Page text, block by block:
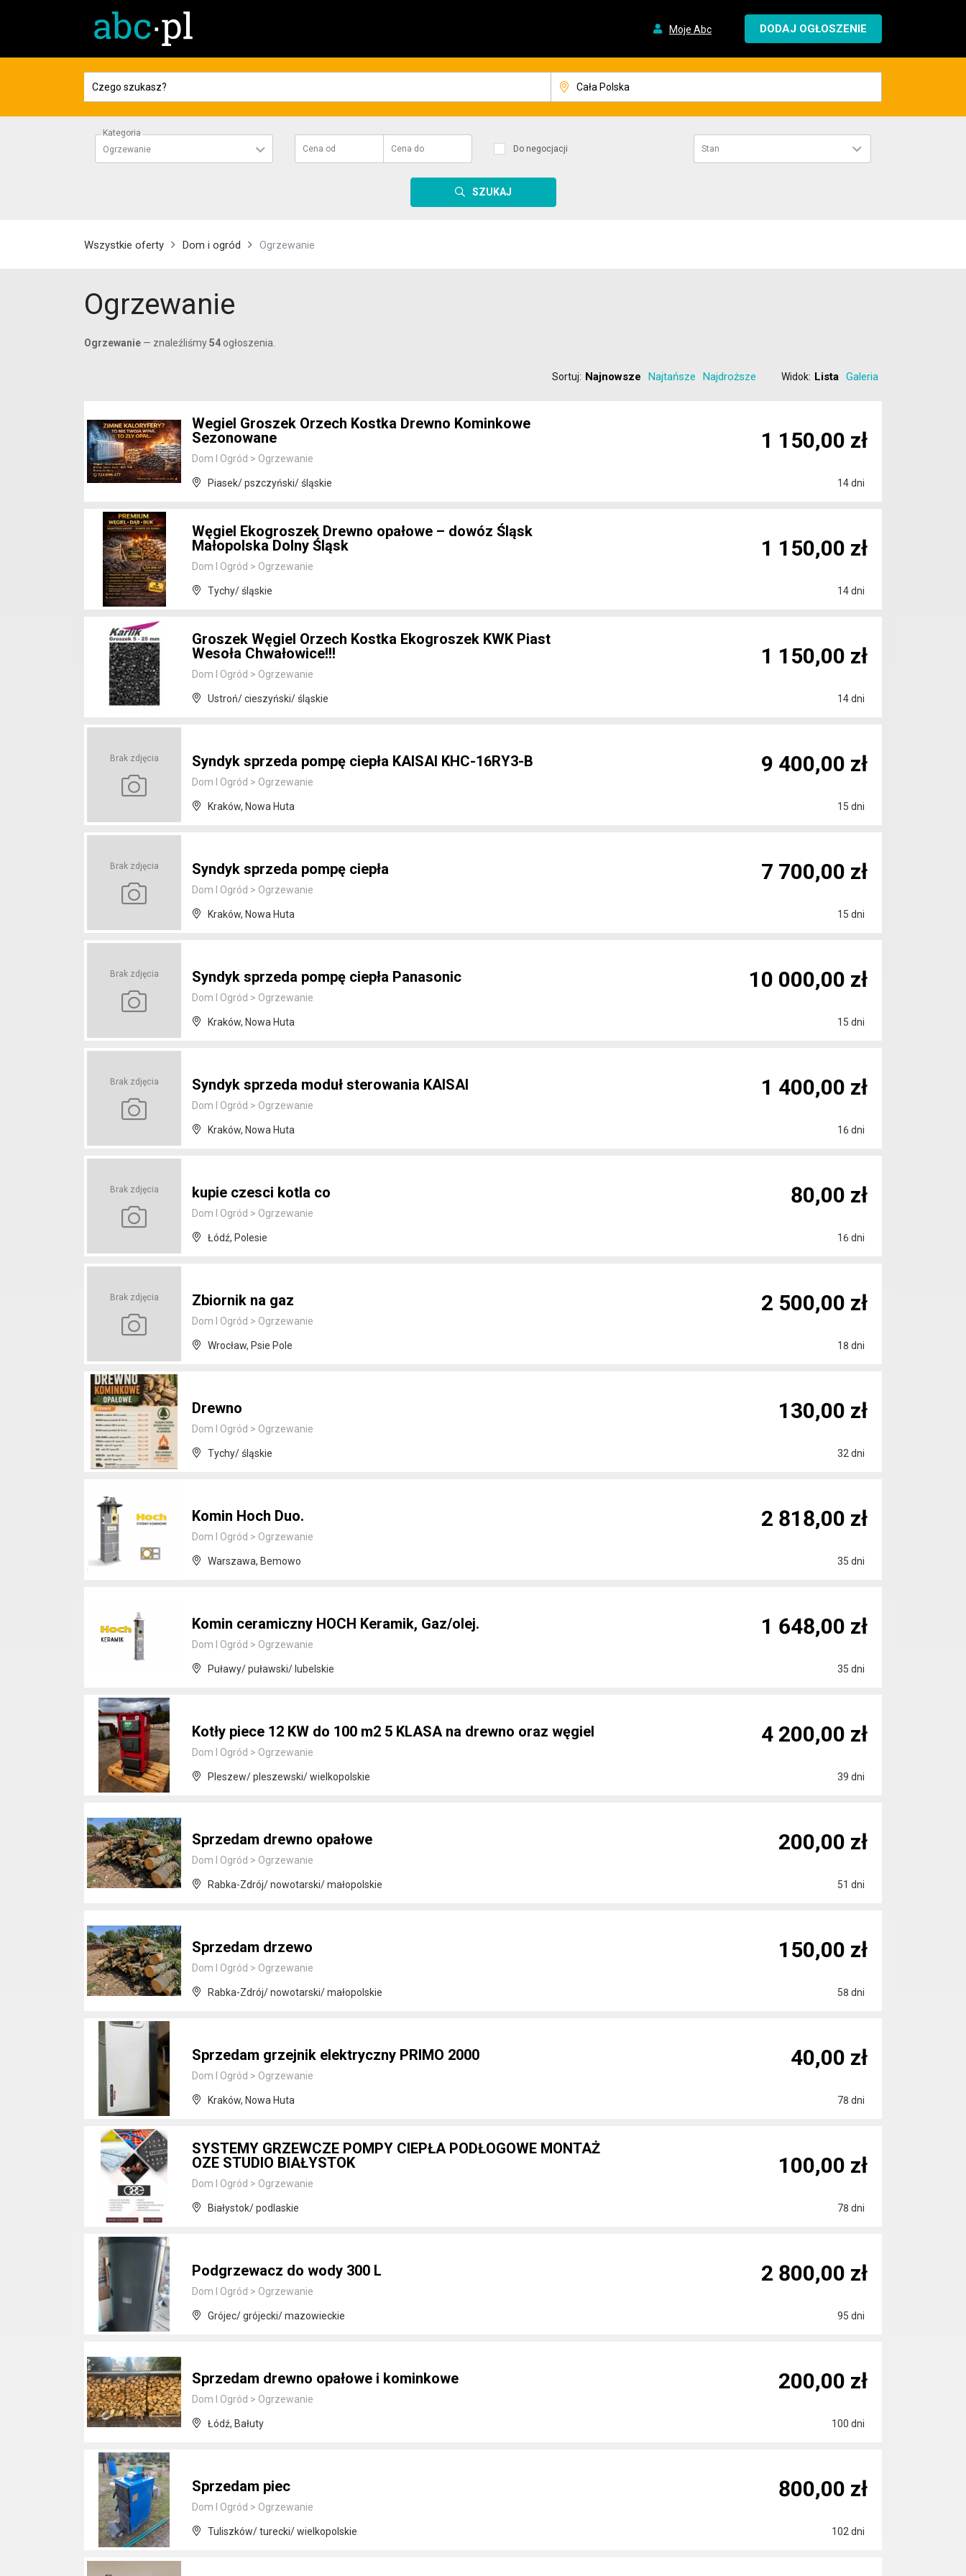
Moje Abc DODAJ OGŁOSZENIE
Kategoria
Ogrzewanie
Cena od Cena do Do negocjacji Stan
SZUKAJ
Wszystkie oferty Dom i ogród Ogrzewanie
Ogrzewanie
Ogrzewanie — znaleźliśmy54 ogłoszenia.
Sortuj: Najnowsze Najtańsze Najdroższe Widok: Lista Galeria
Wegiel Groszek Orzech Kostka Drewno Kominkowe
Sezonowane
Dom I Ogród > Ogrzewanie
Piasek/ pszczyński/ śląskie 14 dni
1 150,00 zł
Węgiel Ekogroszek Drewno opałowe – dowóz Śląsk
Małopolska Dolny Śląsk
Dom I Ogród > Ogrzewanie
Tychy/ śląskie 14 dni
1 150,00 zł
Groszek Węgiel Orzech Kostka Ekogroszek KWK Piast
Wesoła Chwałowice!!!
Dom I Ogród > Ogrzewanie
Ustroń/ cieszyński/ śląskie 14 dni
1 150,00 zł
Brak zdjęcia Syndyk sprzeda pompę ciepła KAISAI KHC-16RY3-B
Dom I Ogród > Ogrzewanie
Kraków, Nowa Huta 15 dni
9 400,00 zł
Brak zdjęcia Syndyk sprzeda pompę ciepła
Dom I Ogród > Ogrzewanie
Kraków, Nowa Huta 15 dni
7 700,00 zł
Brak zdjęcia Syndyk sprzeda pompę ciepła Panasonic
Dom I Ogród > Ogrzewanie
Kraków, Nowa Huta 15 dni
10 000,00 zł
Brak zdjęcia Syndyk sprzeda moduł sterowania KAISAI
Dom I Ogród > Ogrzewanie
Kraków, Nowa Huta 16 dni
1 400,00 zł
Brak zdjęcia kupie czesci kotla co
Dom I Ogród > Ogrzewanie
Łódź, Polesie 16 dni
80,00 zł
Brak zdjęcia Zbiornik na gaz
Dom I Ogród > Ogrzewanie
Wrocław, Psie Pole 18 dni
2 500,00 zł
Drewno
Dom I Ogród > Ogrzewanie
Tychy/ śląskie 32 dni
130,00 zł
Komin Hoch Duo.
Dom I Ogród > Ogrzewanie
Warszawa, Bemowo 35 dni
2 818,00 zł
Komin ceramiczny HOCH Keramik, Gaz/olej.
Dom I Ogród > Ogrzewanie
Puławy/ puławski/ lubelskie 35 dni
1 648,00 zł
Kotły piece 12 KW do 100 m2 5 KLASA na drewno oraz węgiel
Dom I Ogród > Ogrzewanie
Pleszew/ pleszewski/ wielkopolskie 39 dni
4 200,00 zł
Sprzedam drewno opałowe
Dom I Ogród > Ogrzewanie
Rabka-Zdrój/ nowotarski/ małopolskie 51 dni
200,00 zł
Sprzedam drzewo
Dom I Ogród > Ogrzewanie
Rabka-Zdrój/ nowotarski/ małopolskie 58 dni
150,00 zł
Sprzedam grzejnik elektryczny PRIMO 2000
Dom I Ogród > Ogrzewanie
Kraków, Nowa Huta 78 dni
40,00 zł
SYSTEMY GRZEWCZE POMPY CIEPŁA PODŁOGOWE MONTAŻ
OZE STUDIO BIAŁYSTOK
Dom I Ogród > Ogrzewanie
Białystok/ podlaskie 78 dni
100,00 zł
Podgrzewacz do wody 300 L
Dom I Ogród > Ogrzewanie
Grójec/ grójecki/ mazowieckie 95 dni
2 800,00 zł
Sprzedam drewno opałowe i kominkowe
Dom I Ogród > Ogrzewanie
Łódź, Bałuty 100 dni
200,00 zł
Sprzedam piec
Dom I Ogród > Ogrzewanie
Tuliszków/ turecki/ wielkopolskie 102 dni
800,00 zł